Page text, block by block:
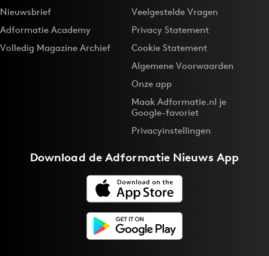
Nieuwsbrief
Adformatie Academy
Volledig Magazine Archief
Veelgestelde Vragen
Privacy Statement
Cookie Statement
Algemene Voorwaarden
Onze app
Maak Adformatie.nl je
Google-favoriet
Privacyinstellingen
Download deAdformatie Nieuws App